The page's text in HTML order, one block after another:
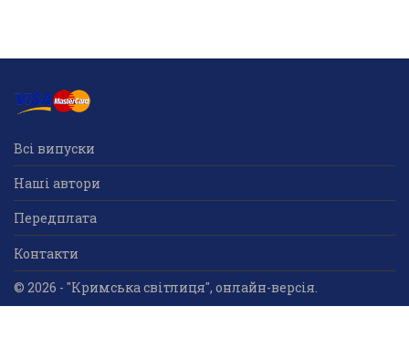
Всі випуски
Наші автори
Передплата
Контакти
© 2026 - "Кримська світлиця", онлайн-версія.